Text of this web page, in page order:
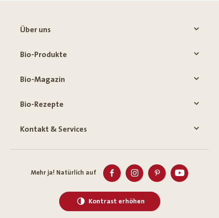
Über uns
Bio-Produkte
Bio-Magazin
Bio-Rezepte
Kontakt & Services
Mehr ja! Natürlich auf
Kontrast erhöhen